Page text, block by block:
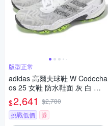
版型正常
adidas 高爾夫球鞋 W Codecha
os 25 女鞋 防水鞋面 灰 白 高
球 愛迪達 IE3448
$2,641 $2,780
挑戰低價
券